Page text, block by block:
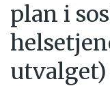
plan i